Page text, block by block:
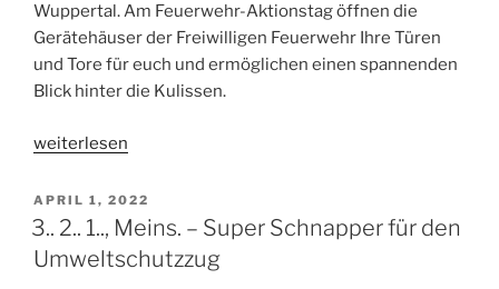
Wuppertal. Am Feuerwehr-Aktionstag öffnen die
Gerätehäuser der Freiwilligen Feuerwehr Ihre Türen
und Tore für euch und ermöglichen einen spannenden
Blick hinter die Kulissen.
„Feuerwehr-
Erkunde
deine
Feuerwehr
weiterlesen
VERÖFFENTLICHT
AM
APRIL 1, 2022
3.. 2.. 1.., Meins. – Super Schnapper für den
Umweltschutzzug